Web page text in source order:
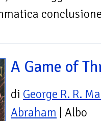
A Game of
di George R. R.
Abraham | Albo